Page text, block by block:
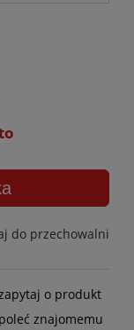
do przechowalni
o produkt
poleć znajomemu